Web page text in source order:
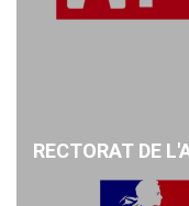
RECTORAT DE